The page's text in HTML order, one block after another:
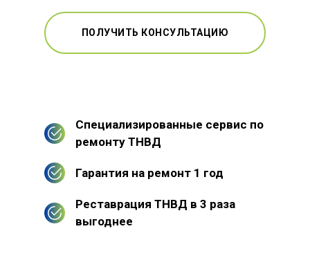
ПОЛУЧИТЬ КОНСУЛЬТАЦИЮ
Специализированные сервис по
ремонту ТНВД
Гарантия на ремонт 1 год
Реставрация ТНВД в 3 раза
выгоднее